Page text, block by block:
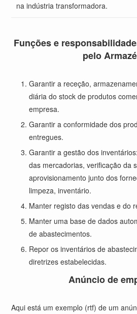
na indústria transformadora.
Funções e
pelo
Garantir a receção,
diária do stock de produtos
empresa.
Garantir a conformidade dos
entregues.
Garantir a gestão dos
das mercadorias, verificação da
aprovisionamento junto dos
limpeza, inventário.
Manter registo das vendas e do
Manter uma base de dados
de abastecimentos.
Repor os inventários de
diretrizes estabelecidas.
Anúncio de
Aqui está um exemplo (rtf) de um